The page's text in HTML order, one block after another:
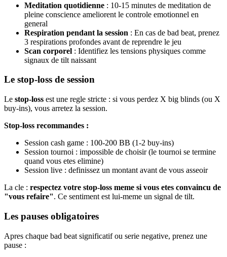
Meditation quotidienne : 10-15 minutes de meditation de
pleine conscience ameliorent le controle emotionnel en
general
Respiration pendant la session : En cas de bad beat, prenez
3 respirations profondes avant de reprendre le jeu
Scan corporel : Identifiez les tensions physiques comme
signaux de tilt naissant
Le stop-loss de session
Le stop-loss est une regle stricte : si vous perdez X big blinds (ou X
buy-ins), vous arretez la session.
Stop-loss recommandes :
Session cash game : 100-200 BB (1-2 buy-ins)
Session tournoi : impossible de choisir (le tournoi se termine
quand vous etes elimine)
Session live : definissez un montant avant de vous asseoir
La cle : respectez votre stop-loss meme si vous etes convaincu de
"vous refaire". Ce sentiment est lui-meme un signal de tilt.
Les pauses obligatoires
Apres chaque bad beat significatif ou serie negative, prenez une
pause :